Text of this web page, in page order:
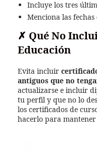
Incluye los tres
Menciona las
✗ Qué No
Educación
Evita incluir
antiguos que no
actualizarse e incluir
tu perfil y que no lo
los certificados de
hacerlo para